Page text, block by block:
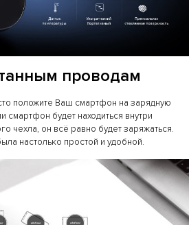
проводам
положите Ваш смартфон на зарядную
смартфон будет находиться внутри
чехла, он всё равно будет заряжаться.
настолько простой и удобной.